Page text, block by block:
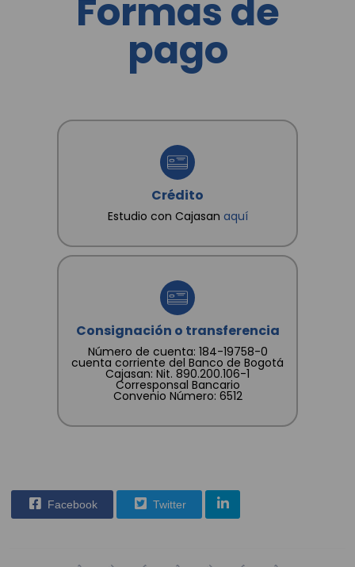
a conocer, actualizar, rectificar y suprimir mis datos
y revocar la autorización. Igualmente declaro que
que suministro, para que CAJA SANTANDEREANA
DE SUBSIDIO FAMILIAR "CAJASAN" les dé
tratamiento conforme a las finalidades
Formas de
pago
Crédito
Estudio con Cajasan aquí
Consignación o transferencia
Número de cuenta: 184-19758-0
cuenta corriente del Banco de Bogotá
Cajasan: Nit. 890.200.106-1
Corresponsal Bancario
Convenio Número: 6512
Facebook Twitter